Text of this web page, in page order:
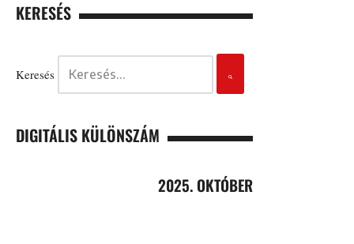
KERESÉS
Keresés
DIGITÁLIS KÜLÖNSZÁM
2025. OKTÓBER